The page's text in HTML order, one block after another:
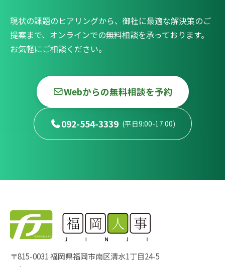
現状の課題のヒアリングから、御社に最適な解決策のご
提案まで、オンラインでの無料相談を承っております。
お気軽にご相談ください。
Webからの無料相談を予約
092-554-3339 (平日9:00-17:00)
〒815-0031 福岡県福岡市南区清水1丁目24-5